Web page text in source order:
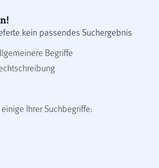
kein passendes Suchergebnis
Begriffe
Ihrer Suchbegriffe: